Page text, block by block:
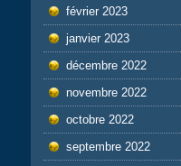
février 2023
janvier 2023
décembre 2022
novembre 2022
octobre 2022
septembre 2022